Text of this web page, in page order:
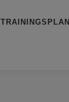
TRAININGSPLAN